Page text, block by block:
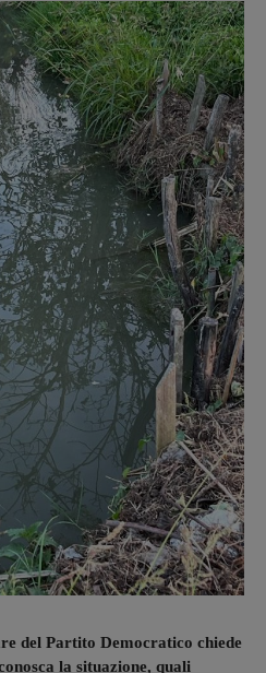
del Partito Democratico chiede
la situazione, quali